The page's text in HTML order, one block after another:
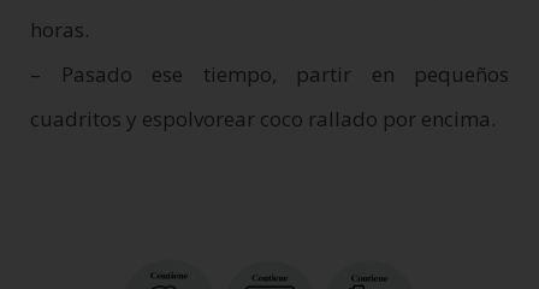
horas.
– Pasado ese tiempo, partir en pequeños
cuadritos y espolvorear coco rallado por encima.